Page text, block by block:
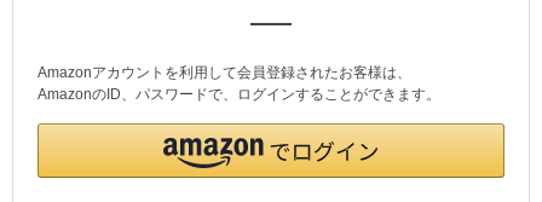
Amazonアカウントを利用して会員登録されたお客様は、
AmazonのID、パスワードで、ログインすることができます。